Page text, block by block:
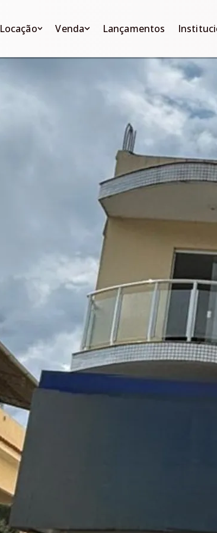
Locação
Apartamentos
Venda
Apartamentos
Comerciais
Lançamentos
Quem
Fale
Localização
Fale conosco